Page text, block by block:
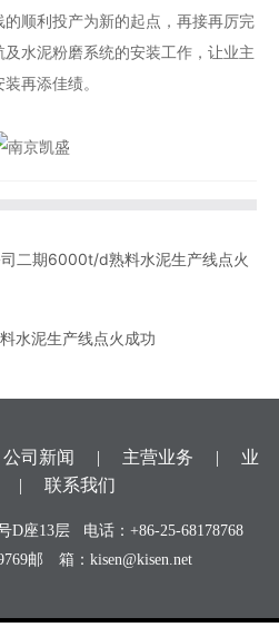
顺利投产为新的起点，再接再厉完
水泥粉磨系统的安装工作，让业主
再添佳绩。
二期6000t/d熟料水泥生产线点火
水泥生产线点火成功
公司新闻 | 主营业务 | 业
|联系我们
D座13层 电话：+86-25-68178768
邮 箱： kisen@kisen.net